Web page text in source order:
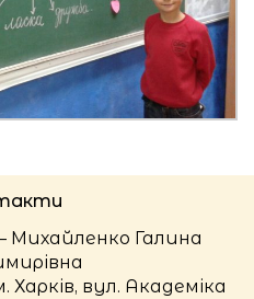
Михайленко Галина
Харків, вул. Академіка